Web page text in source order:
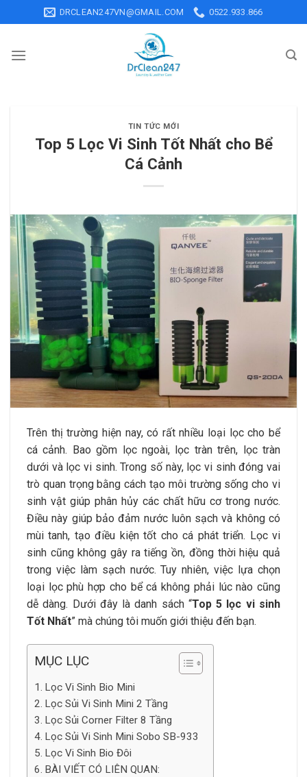
to
DRCLEAN247VN@GMAIL.COM 0522.933.866
TIN TỨC MỚI
Top 5 Lọc Vi Sinh Tốt Nhất cho Bể
Cá Cảnh
Trên thị trường hiện nay, có rất nhiều loại lọc cho bể
cá cảnh. Bao gồm lọc ngoài, lọc tràn trên, lọc tràn
dưới và lọc vi sinh. Trong số này, lọc vi sinh đóng vai
trò quan trọng bằng cách tạo môi trường sống cho vi
sinh vật giúp phân hủy các chất hữu cơ trong nước.
Điều này giúp bảo đảm nước luôn sạch và không có
mùi tanh, tạo điều kiện tốt cho cá phát triển. Lọc vi
sinh cũng không gây ra tiếng ồn, đồng thời hiệu quả
trong việc làm sạch nước. Tuy nhiên, việc lựa chọn
loại lọc phù hợp cho bể cá không phải lúc nào cũng
dễ dàng. Dưới đây là danh sách “Top 5 lọc vi sinh
Tốt Nhất” mà chúng tôi muốn giới thiệu đến bạn.
MỤC LỤC
Lọc Vi Sinh Bio Mini
Lọc Sủi Vi Sinh Mini 2 Tầng
Lọc Sủi Corner Filter 8 Tầng
Lọc Sủi Vi Sinh Mini Sobo SB-933
Lọc Vi Sinh Bio Đôi
BÀI VIẾT CÓ LIÊN QUAN: